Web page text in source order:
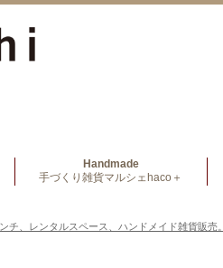
Handmade
手づくり雑貨マルシェhaco＋
チ、レンタルスペース、ハンドメイド雑貨販売。